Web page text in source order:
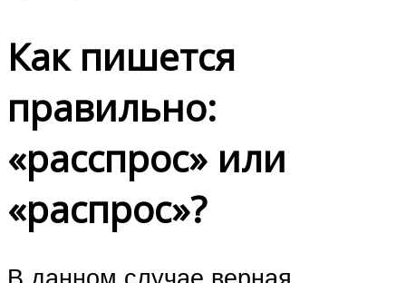
Как пишется
правильно:
«расспрос» или
«распрос»?